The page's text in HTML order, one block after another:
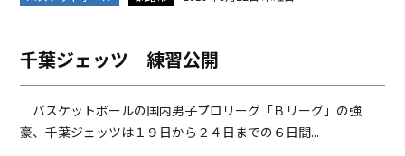
o
o
k
i
n
k
千葉ジェッツ 練習公開
バスケットボールの国内男子プロリーグ「Ｂリーグ」の強
豪、千葉ジェッツは１９日から２４日までの６日間...